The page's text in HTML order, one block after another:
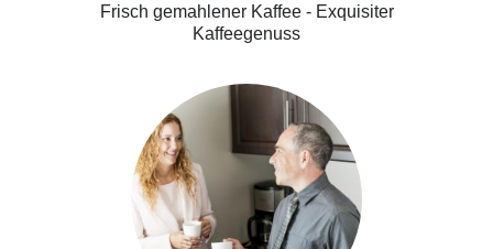
Frisch gemahlener Kaffee - Exquisiter
Kaffeegenuss